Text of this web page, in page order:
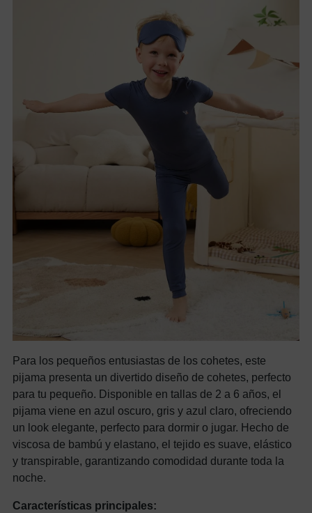
Para los pequeños entusiastas de los cohetes, este
pijama presenta un divertido diseño de cohetes, perfecto
para tu pequeño. Disponible en tallas de 2 a 6 años, el
pijama viene en azul oscuro, gris y azul claro, ofreciendo
un look elegante, perfecto para dormir o jugar. Hecho de
viscosa de bambú y elastano, el tejido es suave, elástico
y transpirable, garantizando comodidad durante toda la
noche.
Características principales: